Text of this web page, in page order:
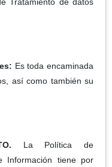
Es toda encaminada
así como también su
La Política de
Información tiene por